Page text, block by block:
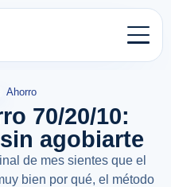
Ahorro
70/20/10:
agobiarte
de mes sientes que el
bien por qué, el método